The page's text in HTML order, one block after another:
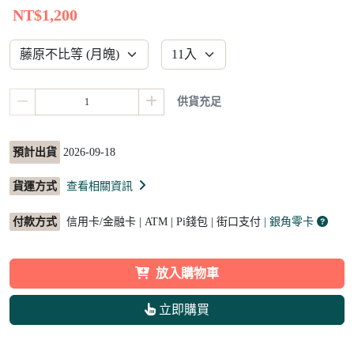
NT$1,200
供貨充足
預計出貨 2026-09-18
貨運方式 查看相關資訊
付款方式 信用卡/金融卡 | ATM | Pi錢包 | 街口支付 | 銀角零卡
放入購物車
立即購買